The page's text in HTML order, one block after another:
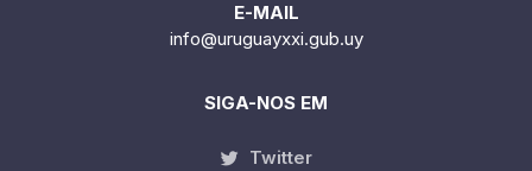
E-MAIL
info@uruguayxxi.gub.uy
SIGA-NOS EM
Twitter